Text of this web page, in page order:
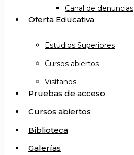
Canal de denuncias
Oferta Educativa
Estudios Superiores
Cursos abiertos
Visítanos
Pruebas de acceso
Cursos abiertos
Biblioteca
Galerías